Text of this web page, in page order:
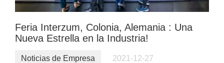
Feria Interzum, Colonia, Alemania : Una
Nueva Estrella en la Industria!
Noticias de Empresa 2021-12-27